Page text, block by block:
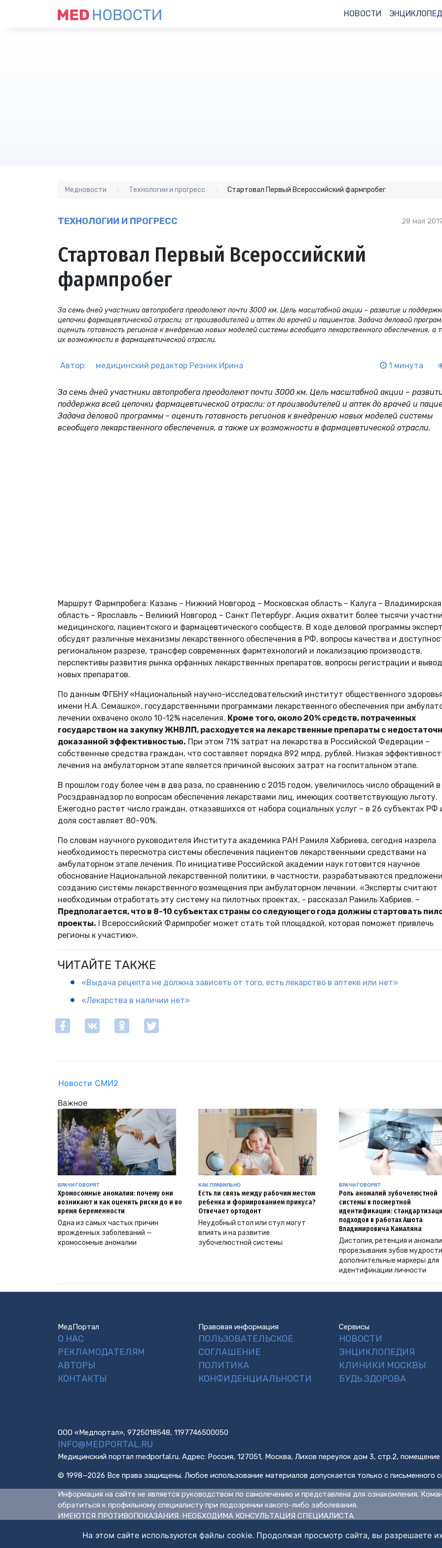
НОВОСТИ
Медновости Технологии и прогресс Стартовал Первый Всероссийский фармпробег
ТЕХНОЛОГИИ И ПРОГРЕСС 28 мая
Стартовал Первый Всероссийский
фармпробег
За семь дней участники автопробега преодолеют почти 3000 км. Цель масштабной акции – развитие и
цепочки фармацевтической отрасли: от производителей и аптек до врачей и пациентов. Задача деловой
оценить готовность регионов к внедрению новых моделей системы всеобщего лекарственного обеспечения, а
их возможности в фармацевтической отрасли.
Автор: медицинский редактор Резник Ирина 1 минута
За семь дней участники автопробега преодолеют почти 3000 км. Цель масштабной акции –
поддержка всей цепочки фармацевтической отрасли: от производителей и аптек до врачей и
Задача деловой программы – оценить готовность регионов к внедрению новых моделей системы
всеобщего лекарственного обеспечения, а также их возможности в фармацевтической отрасли.
Маршрут Фармпробега: Казань – Нижний Новгород – Московская область – Калуга – Владимирская
область – Ярославль – Великий Новгород – Санкт Петербург. Акция охватит более тысячи
медицинского, пациентского и фармацевтического сообществ. В ходе деловой программы
обсудят различные механизмы лекарственного обеспечения в РФ, вопросы качества и
региональном разрезе, трансфер современных фармтехнологий и локализацию производств,
перспективы развития рынка орфанных лекарственных препаратов, вопросы регистрации и
новых препаратов.
По данным ФГБНУ «Национальный научно-исследовательский институт общественного
имени Н.А. Семашко», государственными программами лекарственного обеспечения при
лечении охвачено около 10-12% населения. Кроме того, около 20% средств, потраченных
государством на закупку ЖНВЛП, расходуется на лекарственные препараты с
доказанной эффективностью. При этом 71% затрат на лекарства в Российской Федерации –
собственные средства граждан, что составляет порядка 892 млрд. рублей. Низкая
лечения на амбулаторном этапе является причиной высоких затрат на госпитальном этапе.
В прошлом году более чем в два раза, по сравнению с 2015 годом, увеличилось число обращений в
Росздравнадзор по вопросам обеспечения лекарствами лиц, имеющих соответствующую льготу.
Ежегодно растет число граждан, отказавшихся от набора социальных услуг – в 26 субъектах РФ
доля составляет 80-90%.
По словам научного руководителя Института академика РАН Рамиля Хабриева, сегодня назрела
необходимость пересмотра системы обеспечения пациентов лекарственными средствами на
амбулаторном этапе лечения. По инициативе Российской академии наук готовится научное
обоснование Национальной лекарственной политики, в частности, разрабатываются
созданию системы лекарственного возмещения при амбулаторном лечении. «Эксперты считают
необходимым отработать эту систему на пилотных проектах, - рассказал Рамиль Хабриев. –
Предполагается, что в 8-10 субъектах страны со следующего года должны стартовать
проекты. I Всероссийский Фармпробег может стать той площадкой, которая поможет привлечь
регионы к участию».
ЧИТАЙТЕ ТАКЖЕ
«Выдача рецепта не должна зависеть от того, есть лекарство в аптеке или нет»
«Лекарства в наличии нет»
Новости СМИ2
Важное
ВРАЧИ ГОВОРЯТ
Хромосомные аномалии: почему они
возникают и как оценить риски до и во
время беременности
Одна из самых частых причин
врожденных заболеваний —
хромосомные аномалии
КАК ПРАВИЛЬНО
Есть ли связь между рабочим местом
ребенка и формированием прикуса?
Отвечает ортодонт
Неудобный стол или стул могут
влиять и на развитие
зубочелюстной системы
ВРАЧИ ГОВОРЯТ
Роль аномалий зубочелюстной
системы в посмертной
идентификации:
подходов в работах Ашота
Владимировича Камаляна
Дистопия, ретенция и
прорезывания зубов
дополнительные маркеры для
идентификации личности
МедПортал
О НАС
РЕКЛАМОДАТЕЛЯМ
АВТОРЫ
КОНТАКТЫ
Правовая информация
ПОЛЬЗОВАТЕЛЬСКОЕ
СОГЛАШЕНИЕ
ПОЛИТИКА
КОНФИДЕНЦИАЛЬНОСТИ
Сервисы
НОВОСТИ
ЭНЦИКЛОПЕДИЯ
КЛИНИКИ МОСКВЫ
БУДЬ ЗДОРОВА
ООО «Медпортал», 9725018548, 1197746500050
INFO@MEDPORTAL.RU
Медицинский портал medportal.ru. Адрес: Россия, 127051, Москва, Лихов переулок дом 3, стр.2, помещение
© 1998—2026 Все права защищены. Любое использование материалов допускается только с письменного
Информация на сайте не является руководством по самолечению и представлена для ознакомления.
обратиться к профильному специалисту при подозрении какого-либо заболевания.
ИМЕЮТСЯ ПРОТИВОПОКАЗАНИЯ. НЕОБХОДИМА КОНСУЛЬТАЦИЯ СПЕЦИАЛИСТА.
На этом сайте используются файлы cookie. Продолжая просмотр сайта, вы разрешаете